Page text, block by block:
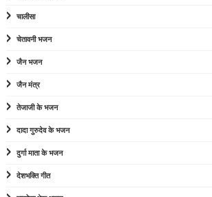
चालीसा
चेतावनी भजन
जैन भजन
जैन मंत्र
तेजाजी के भजन
दादा गुरुदेव के भजन
दुर्गा माता के भजन
देशभक्ति गीत